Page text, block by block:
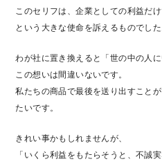
このセリフは、企業としての利益だ
という大きな使命を訴えるものでし
わが社に置き換えると「世の中の人
この想いは間違いないです。
私たちの商品で最後を送り出すこと
たいです。
きれい事かもしれませんが、
「いくら利益をもたらそうと、不誠